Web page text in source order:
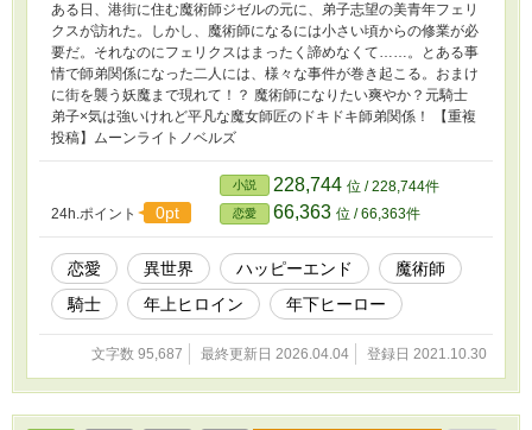
ある日、港街に住む魔術師ジゼルの元に、弟子志望の美青年フェリ
クスが訪れた。しかし、魔術師になるには小さい頃からの修業が必
要だ。それなのにフェリクスはまったく諦めなくて……。とある事
情で師弟関係になった二人には、様々な事件が巻き起こる。おまけ
に街を襲う妖魔まで現れて！？ 魔術師になりたい爽やか？元騎士
弟子×気は強いけれど平凡な魔女師匠のドキドキ師弟関係！ 【重複
投稿】ムーンライトノベルズ
24h.ポイント 0pt
小説 228,744 位 / 228,744件
恋愛 66,363 位 / 66,363件
恋愛 異世界 ハッピーエンド
魔術師
騎士
年上ヒロイン 年下ヒーロー
文字数 95,687 最終更新日 2026.04.04 登録日 2021.10.30